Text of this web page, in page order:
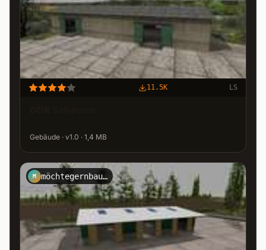
11.5K LS
Gebäude · v1.0 · 1,4 MB
M möchtegernbauer